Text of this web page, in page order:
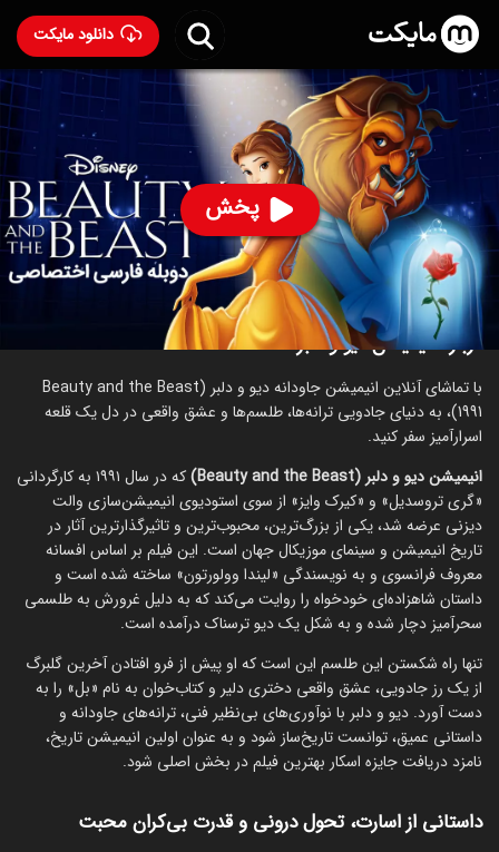
دانلود مایکت
پخش
انیمیشن دیو و دلبر با دوبله فارسی
- Beauty and the Beast
1991
۱,۶۴۶ 93% ۸.۰
ساخت آمریکا سال 1991
رده سنی ۱۳+
انیمیشن
خانوادگی
درباره انیمیشن دیو و دلبر
با تماشای آنلاین انیمیشن جاودانه دیو و دلبر (Beauty and the Beast
1991)، به دنیای جادویی ترانه‌ها، طلسم‌ها و عشق واقعی در دل یک قلعه
اسرارآمیز سفر کنید.
انیمیشن دیو و دلبر (Beauty and the Beast)
که در سال ۱۹۹۱ به کارگردانی
«گری تروسدیل» و «کیرک وایز» از سوی استودیوی انیمیشن‌سازی والت
دیزنی عرضه شد، یکی از بزرگ‌ترین، محبوب‌ترین و تاثیرگذارترین آثار در
تاریخ انیمیشن و سینمای موزیکال جهان است. این فیلم بر اساس افسانه
معروف فرانسوی و به نویسندگی «لیندا وولورتون» ساخته شده است و
داستان شاهزاده‌ای خودخواه را روایت می‌کند که به دلیل غرورش به طلسمی
سحرآمیز دچار شده و به شکل یک دیو ترسناک درآمده است.
تنها راه شکستن این طلسم این است که او پیش از فرو افتادن آخرین گلبرگ
از یک رز جادویی، عشق واقعی دختری دلیر و کتاب‌خوان به نام «بل» را به
دست آورد. دیو و دلبر با نوآوری‌های بی‌نظیر فنی، ترانه‌های جاودانه و
داستانی عمیق، توانست تاریخ‌ساز شود و به عنوان اولین انیمیشن تاریخ،
نامزد دریافت جایزه اسکار بهترین فیلم در بخش اصلی شود.
داستانی از اسارت، تحول درونی و قدرت بی‌کران محبت